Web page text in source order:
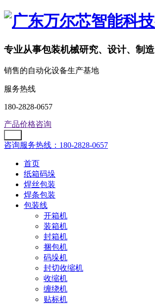
专业从事包装机械研究、设计、制造
销售的自动化设备生产基地
服务热线
180-2828-0657
产品价格咨询
咨询服务热线：180-2828-0657
首页
纸箱码垛
焊丝包装
焊条包装
包装线
开箱机
装箱机
封箱机
捆包机
码垛机
封切收缩机
收缩机
缠绕机
贴标机